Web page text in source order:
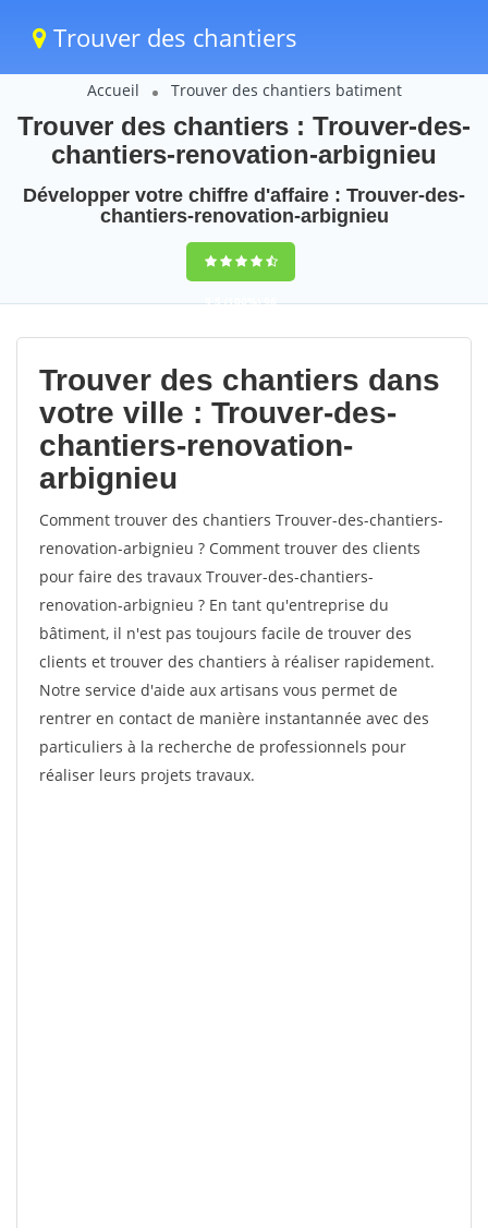
Trouver des chantiers
Accueil Trouver des chantiers batiment
Trouver des chantiers : Trouver-des-
chantiers-renovation-arbignieu
Développer votre chiffre d'affaire : Trouver-des-
chantiers-renovation-arbignieu
9,5(100%)96
votes
Trouver des chantiers dans
votre ville : Trouver-des-
chantiers-renovation-
arbignieu
Comment trouver des chantiers Trouver-des-chantiers-
renovation-arbignieu ? Comment trouver des clients
pour faire des travaux Trouver-des-chantiers-
renovation-arbignieu ? En tant qu'entreprise du
bâtiment, il n'est pas toujours facile de trouver des
clients et trouver des chantiers à réaliser rapidement.
Notre service d'aide aux artisans vous permet de
rentrer en contact de manière instantannée avec des
particuliers à la recherche de professionnels pour
réaliser leurs projets travaux.